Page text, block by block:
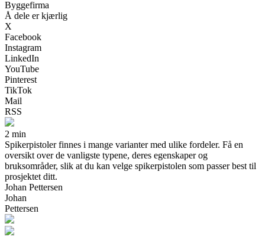
Byggefirma
Å dele er kjærlig
X
Facebook
Instagram
LinkedIn
YouTube
Pinterest
TikTok
Mail
RSS
2 min
Spikerpistoler finnes i mange varianter med ulike fordeler. Få en
oversikt over de vanligste typene, deres egenskaper og
bruksområder, slik at du kan velge spikerpistolen som passer best til
prosjektet ditt.
Johan Pettersen
Johan
Pettersen